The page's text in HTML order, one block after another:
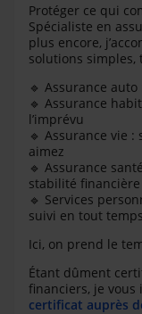
Protéger ce qui
Spécialiste en
plus encore,
solutions simples,
🔹 Assurance
🔹 Assurance
l’imprévu
🔹 Assurance vie :
aimez
🔹 Assurance
stabilité financière
🔹 Services
suivi en tout temps
Ici, on prend le
Étant dûment
financiers, je vous
certificat auprès